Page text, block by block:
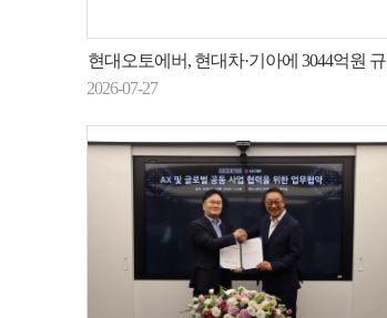
현대오토에버, 현대차·기아에 3044억원 규모 GPU 서버 공급
2026-07-27